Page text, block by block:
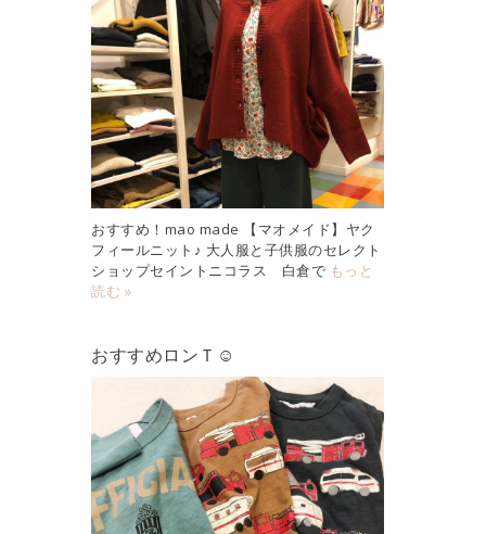
おすすめ！mao made 【マオメイド】ヤク
フィールニット♪ 大人服と子供服のセレクト
ショップセイントニコラス 白倉で もっと
読む »
おすすめロンＴ☺︎